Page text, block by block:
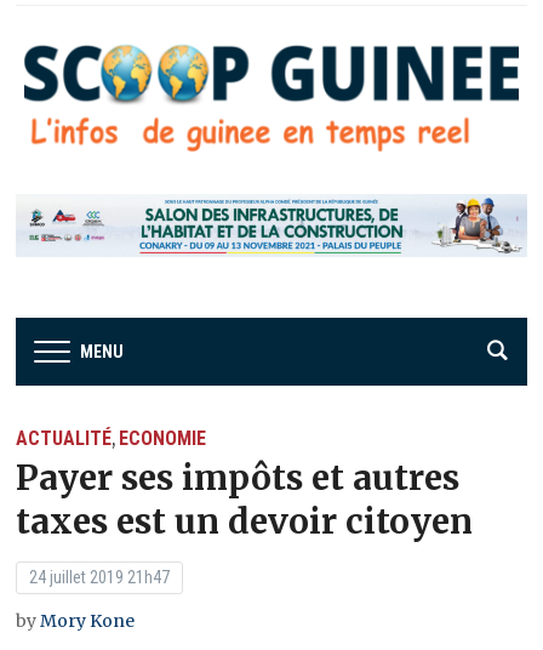
MENU
ACTUALITÉ, ECONOMIE
Payer ses impôts et autres
taxes est un devoir citoyen
24 juillet 2019 21h47
byMory Kone